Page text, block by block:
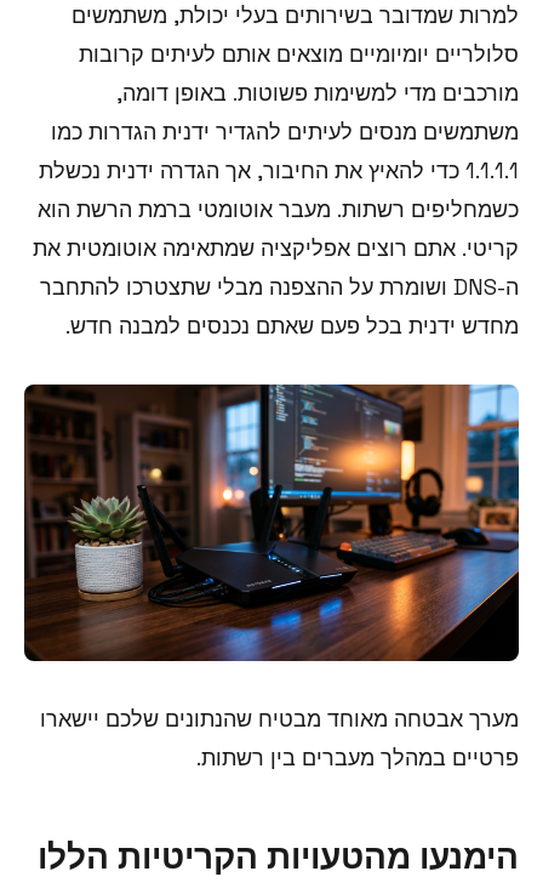
למרות שמדובר בשירותים בעלי יכולת, משתמשים
סלולריים יומיומיים מוצאים אותם לעיתים קרובות
מורכבים מדי למשימות פשוטות. באופן דומה,
משתמשים מנסים לעיתים להגדיר ידנית הגדרות כמו
1.1.1.1 כדי להאיץ את החיבור, אך הגדרה ידנית נכשלת
כשמחליפים רשתות. מעבר אוטומטי ברמת הרשת הוא
קריטי. אתם רוצים אפליקציה שמתאימה אוטומטית את
ה-DNS ושומרת על ההצפנה מבלי שתצטרכו להתחבר
מחדש ידנית בכל פעם שאתם נכנסים למבנה חדש.
מערך אבטחה מאוחד מבטיח שהנתונים שלכם יישארו
פרטיים במהלך מעברים בין רשתות.
הימנעו מהטעויות הקריטיות הללו